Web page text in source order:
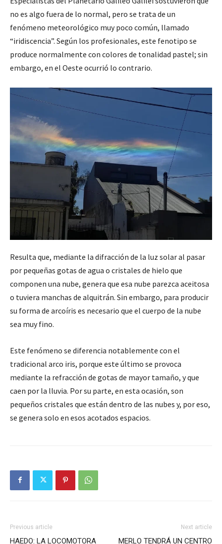
no es algo fuera de lo normal, pero se trata de un
fenómeno meteorológico muy poco común, llamado
“iridiscencia”. Según los profesionales, este fenotipo se
produce normalmente con colores de tonalidad pastel; sin
embargo, en el Oeste ocurrió lo contrario.
Resulta que, mediante la difracción de la luz solar al pasar
por pequeñas gotas de agua o cristales de hielo que
componen una nube, genera que esa nube parezca aceitosa
o tuviera manchas de alquitrán. Sin embargo, para producir
su forma de arcoíris es necesario que el cuerpo de la nube
sea muy fino.
Este fenómeno se diferencia notablemente con el
tradicional arco iris, porque este último se provoca
mediante la refracción de gotas de mayor tamaño, y que
caen por la lluvia. Por su parte, en esta ocasión, son
pequeños cristales que están dentro de las nubes y, por eso,
se genera solo en esos acotados espacios.
Previous article
HAEDO: LA LOCOMOTORA
Next article
MERLO TENDRÁ UN CENTRO